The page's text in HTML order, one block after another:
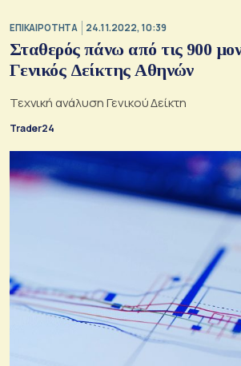
ΕΠΙΚΑΙΡΟΤΗΤΑ 24.11.2022, 10:39
Σταθερός πάνω από τις 900
Γενικός Δείκτης Αθηνών
Τεχνική ανάλυση Γενικού Δείκτη
Trader24